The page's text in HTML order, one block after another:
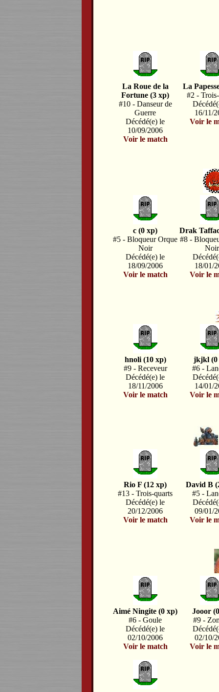
La Roue de la
Fortune (3 xp)
#10 - Danseur de
Guerre
Décédé(e) le
10/09/2006
Voir le match
La
#2 -
16/11/
Voir le
c (0 xp)
#5 - Bloqueur Orque
Noir
Décédé(e) le
18/09/2006
Voir le match
Drak
#8 -
Noir
18/01/
Voir le
hnoli (10 xp)
#9 - Receveur
Décédé(e) le
18/11/2006
Voir le match
jkjkl (0
#6 -
14/01/
Voir le
Rio F (12 xp)
#13 - Trois-quarts
Décédé(e) le
20/12/2006
Voir le match
David B
#5 -
09/01/
Voir le
Aimé Ningite (0 xp)
#6 - Goule
Décédé(e) le
02/10/2006
Voir le match
Jooor
#9 -
02/10/
Voir le